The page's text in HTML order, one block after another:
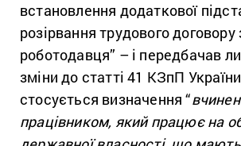
встановлення додаткової
розірвання трудового договору
роботодавця” – і передбачав
зміни до статті 41 КЗпП
стосується визначення “
працівником, який працює на